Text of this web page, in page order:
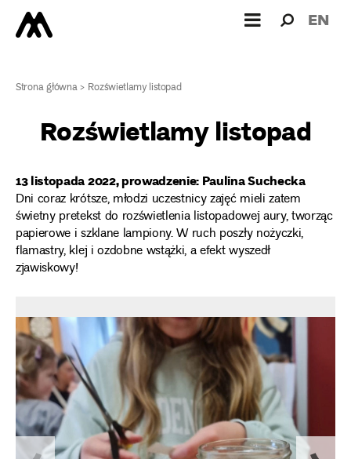
dla: EN
Strona główna> Rozświetlamy listopad
Rozświetlamy listopad
13 listopada 2022, prowadzenie: Paulina Suchecka
Dni coraz krótsze, młodzi uczestnicy zajęć mieli zatem
świetny pretekst do rozświetlenia listopadowej aury, tworząc
papierowe i szklane lampiony. W ruch poszły nożyczki,
flamastry, klej i ozdobne wstążki, a efekt wyszedł
zjawiskowy!